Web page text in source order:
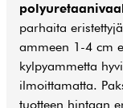
parhaita
ammeen 1-4 cm
kylpyammetta
ilmoittamatta.
tuotteen hintaan